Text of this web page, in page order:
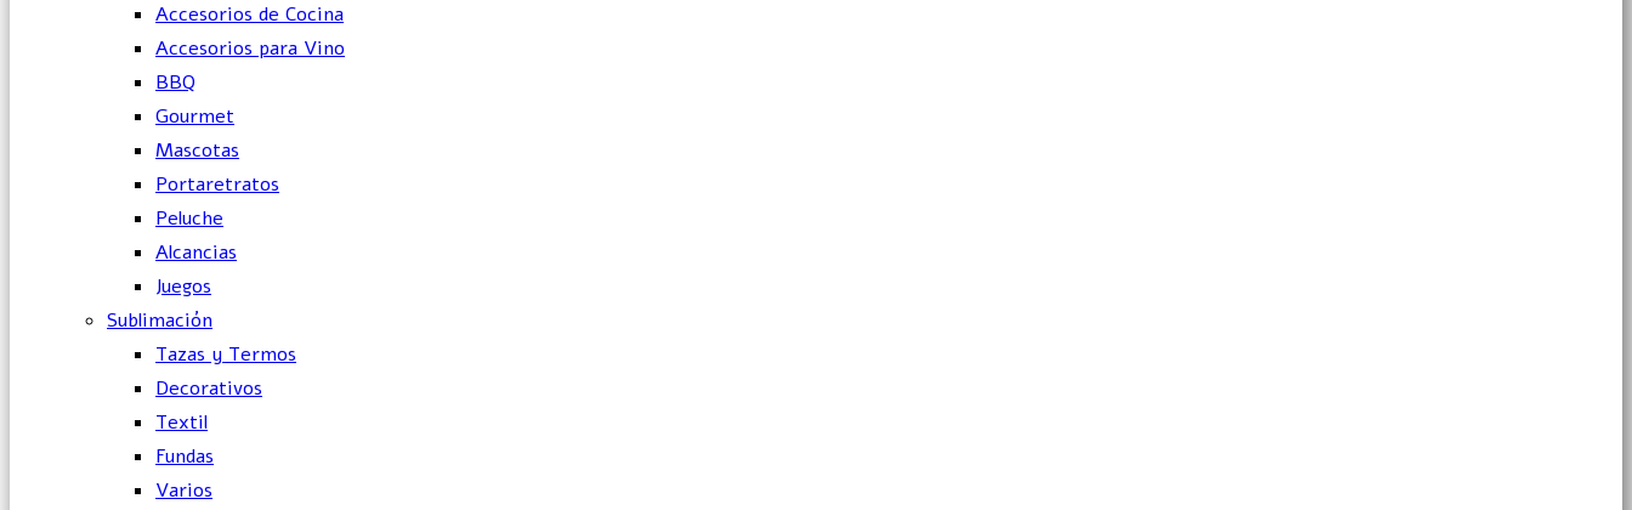
Accesorios de Cocina
Accesorios para Vino
BBQ
Gourmet
Mascotas
Portaretratos
Peluche
Alcancias
Juegos
Sublimación
Tazas y Termos
Decorativos
Textil
Fundas
Varios